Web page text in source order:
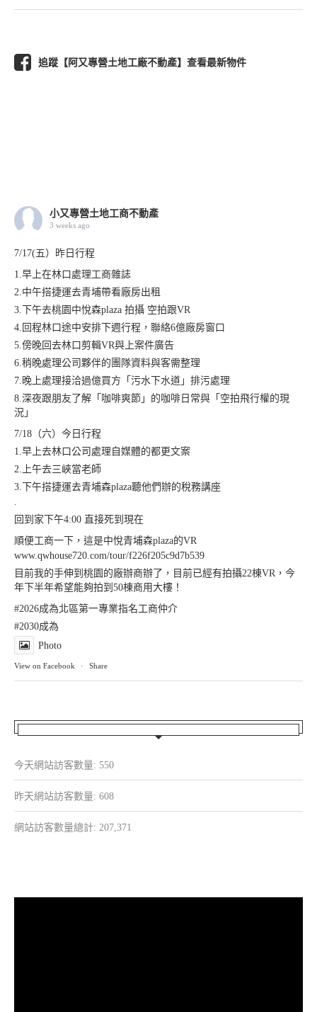
追蹤【阿又專營土地工廠不動產】查看最新物件
小又專營土地工商不動產
3 weeks ago
7/17(五）昨日行程
1.早上在林口處理工商雜誌
2.中午搭捷運去青埔帶看廠房出租
3.下午去桃園中悅森plaza 拍攝 空拍跟VR
4.回程林口途中安排下週行程，聯絡6億廠房窗口
5.傍晚回去林口剪輯VR與上案件廣告
6.稍晚處理公司夥伴的團隊資料與客需整理
7.晚上處理接洽過億買方「污水下水道」排污處理
8.深夜跟朋友了解「咖啡爽節」的咖啡日常與「空拍飛行權的現
況」
7/18（六）今日行程
1.早上去林口公司處理自媒體的都更文案
2.上午去三峽當老師
3.下午搭捷運去青埔森plaza聽他們辦的稅務講座
.
回到家下午4:00 直接死到現在
順便工商一下，這是中悅青埔森plaza的VR
www.qwhouse720.com/tour/f226f205c9d7b539
目前我的手伸到桃園的廠辦商辦了，目前已經有拍攝22棟VR，今
年下半年希望能夠拍到50棟商用大樓！
#2026成為北區第一專業指名工商仲介
#2030成為
Photo
View on Facebook · Share
今天網站訪客數量: 550
昨天網站訪客數量: 608
網站訪客數量總計: 207,371